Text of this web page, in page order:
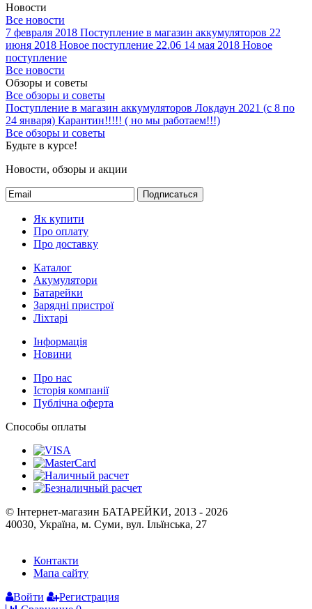
Новости
Все новости
7 февраля 2018 Поступление в магазин аккумуляторов 22
июня 2018 Новое поступление 22.06 14 мая 2018 Новое
поступление
Все новости
Обзоры и советы
Все обзоры и советы
Поступление в магазин аккумуляторов Локдаун 2021 (с 8 по
24 января) Карантин!!!!! ( но мы работаем!!!)
Все обзоры и советы
Будьте в курсе!
Новости, обзоры и акции
Подписаться
Як купити
Про оплату
Про доставку
Каталог
Акумулятори
Батарейки
Зарядні пристрої
Ліхтарі
Інформація
Новини
Про нас
Історія компанії
Публічна оферта
Способы оплаты
© Інтернет-магазин БАТАРЕЙКИ, 2013 - 2026
40030, Україна, м. Суми, вул. Ільїнська, 27
Контакти
Мапа сайту
Войти
Регистрация